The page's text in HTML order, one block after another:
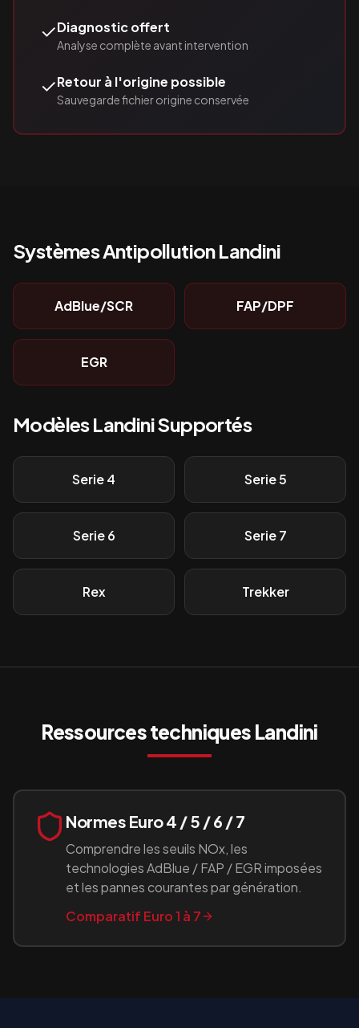
✓Diagnostic offert
Analyse complète avant intervention
✓Retour à l'origine possible
Sauvegarde fichier origine conservée
Systèmes AntipollutionLandini
AdBlue/SCR FAP/DPF
EGR
ModèlesLandiniSupportés
Serie 4 Serie 5
Serie 6 Serie 7
Rex Trekker
Ressources techniques Landini
Normes Euro 4 / 5 / 6 / 7
Comprendre les seuils NOx, les
technologies AdBlue / FAP / EGR imposées
et les pannes courantes par génération.
Comparatif Euro 1 à 7